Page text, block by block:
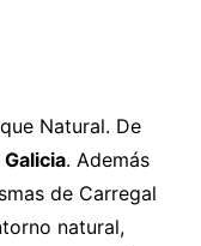
Natural. De
. Además
de Carregal
natural,